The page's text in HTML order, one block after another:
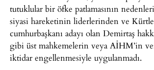
tutuklular bir öfke patlamasının
siyasi hareketinin liderlerinden ve
cumhurbaşkanı adayı olan Demirtaş
gibi üst mahkemelerin veya AİHM’in
iktidar engellenmesiyle uygulanmadı.